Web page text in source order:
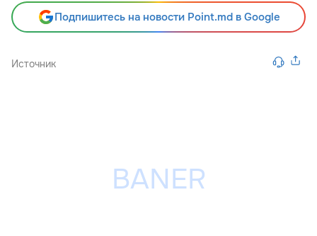
Подпишитесь на новости Point.md в Google
Источник